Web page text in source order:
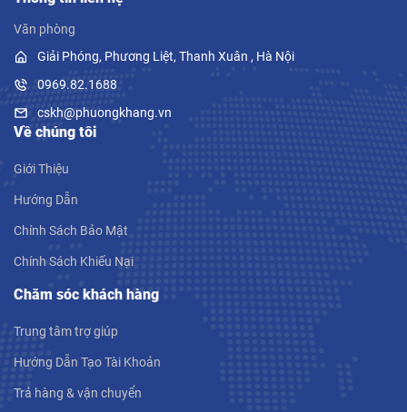
Văn phòng
Giải Phóng, Phương Liệt, Thanh Xuân , Hà Nội
0969.82.1688
cskh@phuongkhang.vn
Về chúng tôi
Giới Thiệu
Hướng Dẫn
Chính Sách Bảo Mật
Chính Sách Khiếu Nại
Chăm sóc khách hàng
Trung tâm trợ giúp
Hướng Dẫn Tạo Tài Khoản
Trả hàng & vận chuyển